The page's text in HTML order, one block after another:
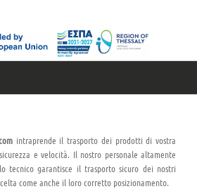
intraprende il trasporto dei prodotti di vostra
e velocità. Il nostro personale altamente
tecnico garantisce il trasporto sicuro dei nostri
come anche il loro corretto posizionamento.